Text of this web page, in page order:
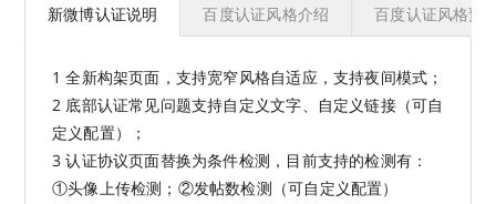
新微博认证说明 百度认证风格介绍 百度认证风格预
1 全新构架页面，支持宽窄风格自适应，支持夜间模式；
2 底部认证常见问题支持自定义文字、自定义链接（可自
定义配置）；
3 认证协议页面替换为条件检测，目前支持的检测有：
①头像上传检测；②发帖数检测（可自定义配置）